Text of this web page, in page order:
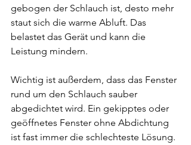
gebogen der Schlauch ist, desto mehr
staut sich die warme Abluft. Das
belastet das Gerät und kann die
Leistung mindern.
Wichtig ist außerdem, dass das Fenster
rund um den Schlauch sauber
abgedichtet wird. Ein gekipptes oder
geöffnetes Fenster ohne Abdichtung
ist fast immer die schlechteste Lösung.